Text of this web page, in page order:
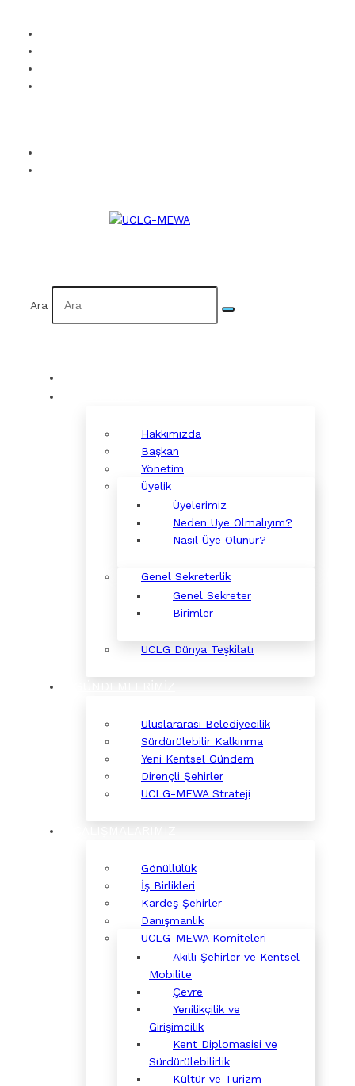
Ara
Hakkımızda
Başkan
Yönetim
Üyelik
Üyelerimiz
Neden Üye Olmalıyım?
Nasıl Üye Olunur?
Genel Sekreterlik
Genel Sekreter
Birimler
UCLG Dünya Teşkilatı
Uluslararası Belediyecilik
Sürdürülebilir Kalkınma
Yeni Kentsel Gündem
Dirençli Şehirler
UCLG-MEWA Strateji
Gönüllülük
İş Birlikleri
Kardeş Şehirler
Danışmanlık
UCLG-MEWA Komiteleri
Akıllı Şehirler ve Kentsel
Mobilite
Çevre
Yenilikçilik ve
Girişimcilik
Kent Diplomasisi ve
Sürdürülebilirlik
Kültür ve Turizm